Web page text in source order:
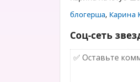
блогерша, Карина
Соц-сеть